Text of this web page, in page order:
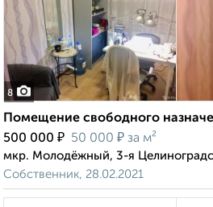
8
Помещение свободного
500 000 ₽ 50 000 ₽ за м²
мкр. Молодёжный, 3-я
Собственник, 28.02.2021